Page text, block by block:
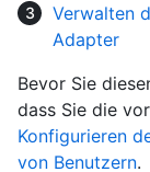
Verwalten
Adapter
Bevor Sie
dass Sie die
Konfigurieren
von Benutzern.